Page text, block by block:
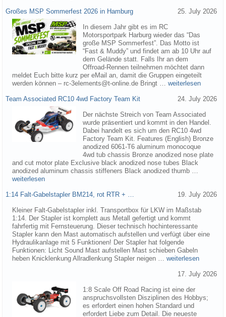
Großes MSP Sommerfest 2026 in Hamburg 25. July 2026
In diesem Jahr gibt es im RC
Motorsportpark Harburg wieder das “Das
große MSP Sommerfest”. Das Motto ist
“Fast & Muddy” und findet am ab 10 Uhr auf
dem Gelände statt. Falls Ihr an dem
Offroad-Rennen teilnehmen möchtet dann
meldet Euch bitte kurz per eMail an, damit die Gruppen eingeteilt
werden können – rc-3elements@t-online.de Bringt … weiterlesen
Team Associated RC10 4wd Factory Team Kit 24. July 2026
Der nächste Streich von Team Associated
wurde präsentiert und kommt in den Handel.
Dabei handelt es sich um den RC10 4wd
Factory Team Kit. Features (English) Bronze
anodized 6061-T6 aluminum monocoque
4wd tub chassis Bronze anodized nose plate
and cut motor plate Exclusive black anodized nose tubes Black
anodized aluminum chassis stiffeners Black anodized thumb …
weiterlesen
1:14 Falt-Gabelstapler BM214, rot RTR + … 19. July 2026
Kleiner Falt-Gabelstapler inkl. Transportbox für LKW im Maßstab
1:14. Der Stapler ist komplett aus Metall gefertigt und kommt
fahrfertig mit Fernsteuerung. Dieser technisch hochinteressante
Stapler kann den Mast automatisch aufstellen und verfügt über eine
Hydraulikanlage mit 5 Funktionen! Der Stapler hat folgende
Funktionen: Licht Sound Mast aufstellen Mast schieben Gabeln
heben Knicklenkung Allradlenkung Stapler neigen … weiterlesen
17. July 2026
1:8 Scale Off Road Racing ist eine der
anspruchsvollsten Disziplinen des Hobbys;
es erfordert einen hohen Standard und
erfordert Liebe zum Detail. Die neueste